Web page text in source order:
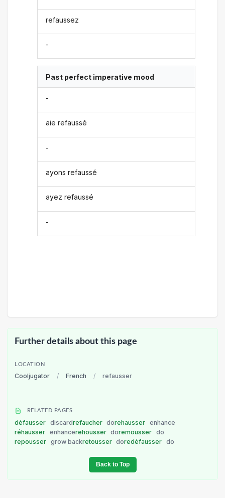
refaussez
-
Past perfect imperative mood
-
aie refaussé
-
ayons refaussé
ayez refaussé
-
Further details about this page
LOCATION
Cooljugator / French / refausser
RELATED PAGES
défausser discardrefaucher dorehausser enhance
réhausser enhancerehousser doremousser do
repousser grow backretousser doredéfausser do
Back to Top